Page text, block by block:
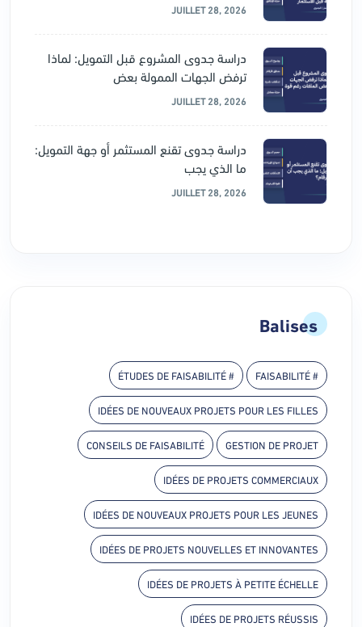
JUILLET 28, 2026
دراسة جدوى المشروع قبل التمويل: لماذا
ترفض الجهات الممولة بعض
JUILLET 28, 2026
دراسة جدوى تقنع المستثمر أو جهة التمويل:
ما الذي يجب
JUILLET 28, 2026
Balises
# FAISABILITÉ
# ÉTUDES DE FAISABILITÉ
IDÉES DE NOUVEAUX PROJETS POUR LES FILLES
GESTION DE PROJET
CONSEILS DE FAISABILITÉ
IDÉES DE PROJETS COMMERCIAUX
IDÉES DE NOUVEAUX PROJETS POUR LES JEUNES
IDÉES DE PROJETS NOUVELLES ET INNOVANTES
IDÉES DE PROJETS À PETITE ÉCHELLE
IDÉES DE PROJETS RÉUSSIS